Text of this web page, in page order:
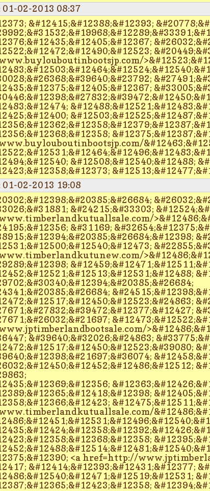
01-02-2013 08:37
&#12415;&#12388;&#12393;
&#12508;&#12540;&#12488;
01-02-2013 19:08
&#24215;&#33303;
&#31169;
&#39640;&#32026;&#24863;
<a href=http://
&#12414;&#12393;&#12431;&#12377;